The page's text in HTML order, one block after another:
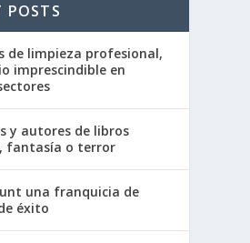
POSTS
de limpieza profesional,
imprescindible en
y autores de libros
fantasía o terror
una franquicia de
éxito